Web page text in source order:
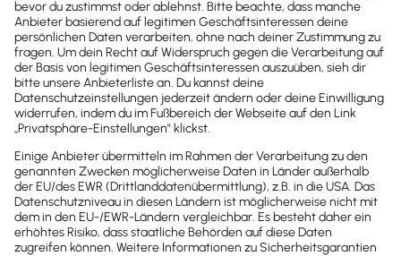
Bundesfinanzhof hat entschieden, dass die
Bereitschaft dauerhaft ist und es sich deshalb um
eigenbetriebliche Interessen handelt.
Elektroautos bis zu einem Preis von 100.000,00
Euromüssen nur miteinem Viertel des
Fahrzeuglistenpreisesangesetzt werden. Für
höherpreisige Modell gilt bis Ende 2030 die Hälfte
als Bemessungsgrundlage. Die gleichen Regelungen
gelten auch für Dienstfahrräder.